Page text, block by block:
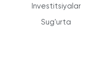
Investitsiyalar
Sug'urta